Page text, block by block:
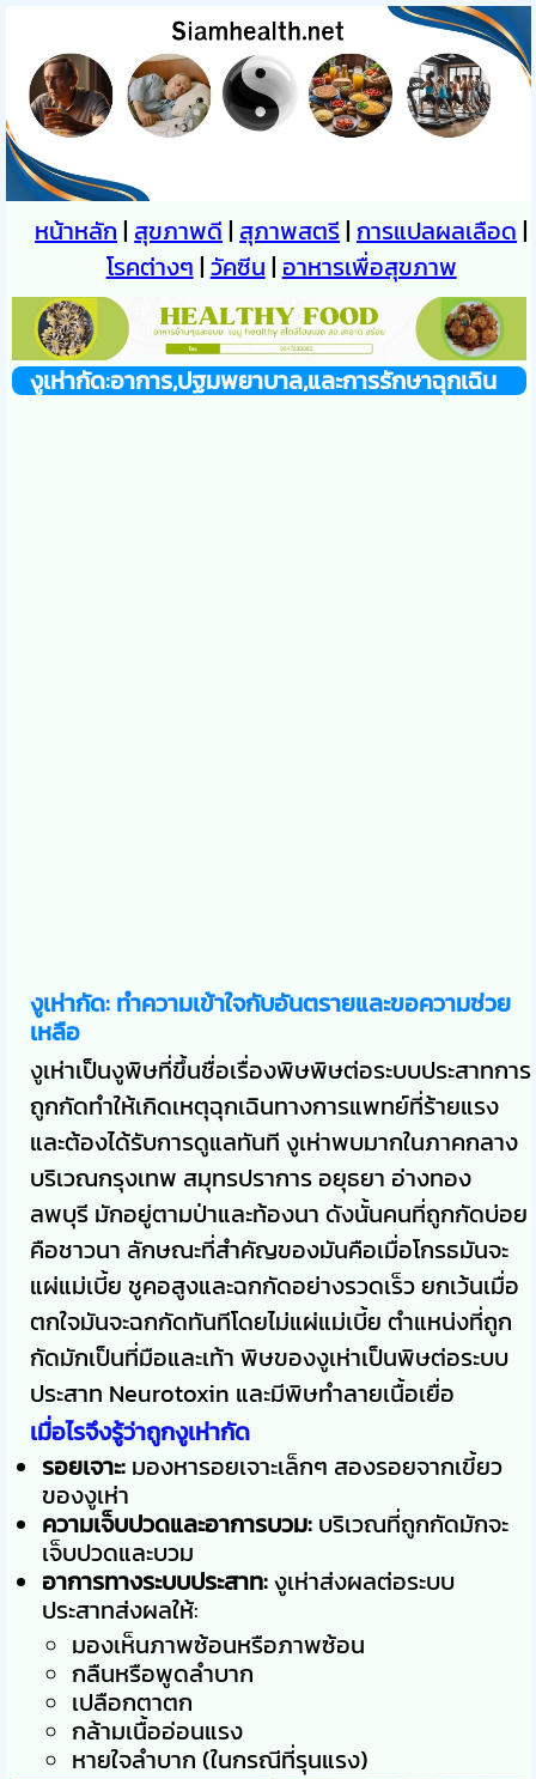
หน้าหลัก | สุขภาพดี | สุภาพสตรี|การแปลผลเลือด |
โรคต่างๆ | วัคซีน | อาหารเพื่อสุขภาพ
งูเห่ากัด:อาการ,ปฐมพยาบาล,และการรักษาฉุกเฉิน
งูเห่ากัด: ทำความเข้าใจกับอันตรายและขอความช่วย
เหลือ
งูเห่าเป็นงูพิษที่ขึ้นชื่อเรื่องพิษพิษต่อระบบประสาทการ
ถูกกัดทำให้เกิดเหตุฉุกเฉินทางการแพทย์ที่ร้ายแรง
และต้องได้รับการดูแลทันที งูเห่าพบมากในภาคกลาง
บริเวณกรุงเทพ สมุทรปราการ อยุธยา อ่างทอง
ลพบุรี มักอยู่ตามป่าและท้องนา ดังนั้นคนที่ถูกกัดบ่อย
คือชาวนา ลักษณะที่สำคัญของมันคือเมื่อโกรธมันจะ
แผ่แม่เบี้ย ชูคอสูงและฉกกัดอย่างรวดเร็ว ยกเว้นเมื่อ
ตกใจมันจะฉกกัดทันทีโดยไม่แผ่แม่เบี้ย ตำแหน่งที่ถูก
กัดมักเป็นที่มือและเท้า พิษของงูเห่าเป็นพิษต่อระบบ
ประสาท Neurotoxin และมีพิษทำลายเนื้อเยื่อ
เมื่อไรจึงรู้ว่าถูกงูเห่ากัด
รอยเจาะ: มองหารอยเจาะเล็กๆ สองรอยจากเขี้ยว
ของงูเห่า
ความเจ็บปวดและอาการบวม: บริเวณที่ถูกกัดมักจะ
เจ็บปวดและบวม
อาการทางระบบประสาท:งูเห่าส่งผลต่อระบบ
ประสาทส่งผลให้:
มองเห็นภาพซ้อนหรือภาพซ้อน
กลืนหรือพูดลำบาก
เปลือกตาตก
กล้ามเนื้ออ่อนแรง
หายใจลำบาก (ในกรณีที่รุนแรง)